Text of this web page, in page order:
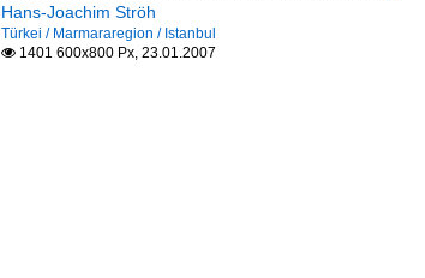
Hans-Joachim Ströh
Türkei / Marmararegion / Istanbul
1401 600x800 Px, 23.01.2007